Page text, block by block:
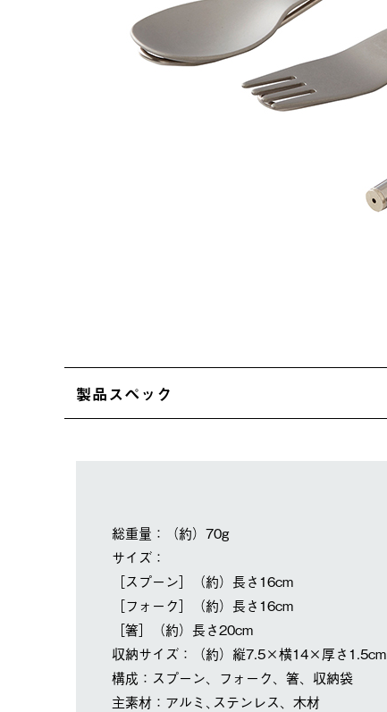
製品スペック
総重量：（約）70g
サイズ：
［スプーン］（約）長さ16cm
［フォーク］（約）長さ16cm
［箸］（約）長さ20cm
収納サイズ：（約）縦7.5×横14×厚さ1.5cm
構成：スプーン、フォーク、箸、収納袋
主素材：アルミ､ステンレス、木材